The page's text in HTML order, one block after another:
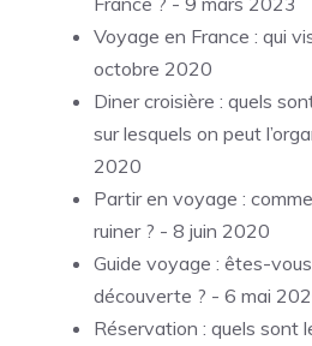
Voyage en France : qui
octobre 2020
Diner croisière : quels
sur lesquels on peut
2020
Partir en voyage :
ruiner ? - 8 juin 2020
Guide voyage : êtes-
découverte ? - 6 mai
Réservation : quels sont